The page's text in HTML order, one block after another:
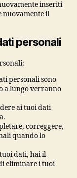
inseriti
nuovamente il
personali
personali sono
a lungo verranno
ai tuoi dati
correggere,
quando lo
dati, hai il
eliminare i tuoi